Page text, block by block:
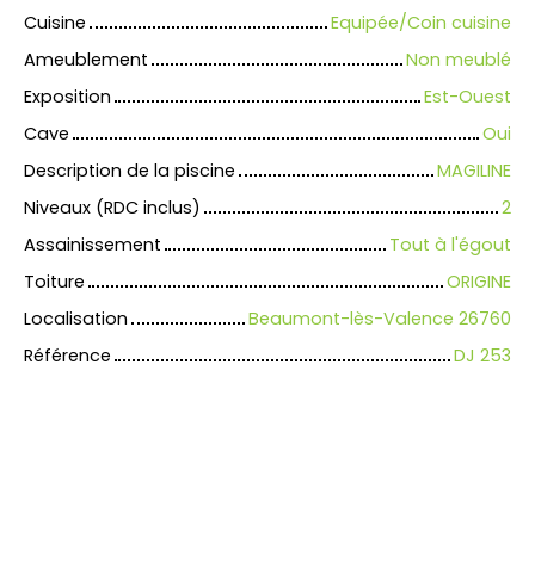
Cuisine
Equipée/Coin cuisine
Ameublement
Non meublé
Exposition
Est-Ouest
Cave
Oui
Description de la piscine
MAGILINE
Niveaux (RDC inclus)
2
Assainissement
Tout à l'égout
Toiture
ORIGINE
Localisation
Beaumont-lès-Valence 26760
Référence
DJ 253